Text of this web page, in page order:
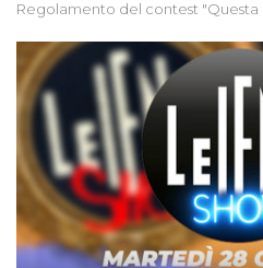
Regolamento del contest "Questa